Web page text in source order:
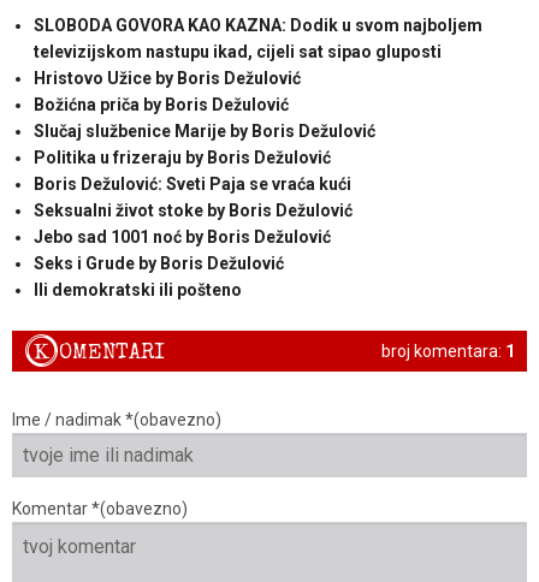
SLOBODA GOVORA KAO KAZNA: Dodik u svom najboljem
televizijskom nastupu ikad, cijeli sat sipao gluposti
Hristovo Užice by Boris Dežulović
Božićna priča by Boris Dežulović
Slučaj službenice Marije by Boris Dežulović
Politika u frizeraju by Boris Dežulović
Boris Dežulović: Sveti Paja se vraća kući
Seksualni život stoke by Boris Dežulović
Jebo sad 1001 noć by Boris Dežulović
Seks i Grude by Boris Dežulović
Ili demokratski ili pošteno
broj komentara: 1
KOMENTARI
Ime / nadimak *(obavezno)
Komentar *(obavezno)